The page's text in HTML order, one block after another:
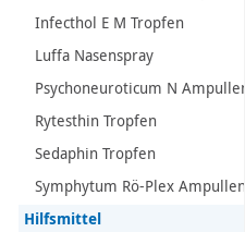
Infecthol E M Tropfen
Luffa Nasenspray
Psychoneuroticum N Ampullen
Rytesthin Tropfen
Sedaphin Tropfen
Symphytum Rö-Plex Ampullen
Hilfsmittel